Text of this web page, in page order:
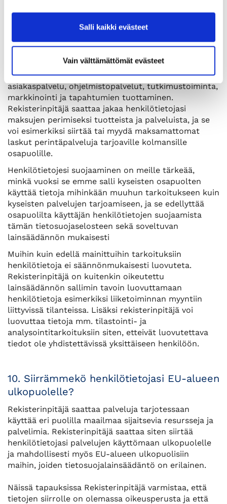
Salli kaikki evästeet
Vain välttämättömät evästeet
Rekisterinpitäjä voi siirtää tietoja asiallisen yhteyden
päättymisen jälkeen omaan
Rekisterinpitäjälle palveluita suorittaville kolmansille
osapuolille. Näitä palveluita voivat olla esimerkiksi
asiakaspalvelu, ohjelmistopalvelut, tutkimustoiminta,
markkinointi ja tapahtumien tuottaminen.
Rekisterinpitäjä saattaa jakaa henkilötietojasi
maksujen perimiseksi tuotteista ja palveluista, ja se
voi esimerkiksi siirtää tai myydä maksamattomat
laskut perintäpalveluja tarjoaville kolmansille
osapuolille.
Henkilötietojesi suojaaminen on meille tärkeää,
minkä vuoksi se emme salli kyseisten osapuolten
käyttää tietoja mihinkään muuhun tarkoitukseen kuin
kyseisten palvelujen tarjoamiseen, ja se edellyttää
osapuolilta käyttäjän henkilötietojen suojaamista
tämän tietosuojaselosteen sekä soveltuvan
lainsäädännön mukaisesti
Muihin kuin edellä mainittuihin tarkoituksiin
henkilötietoja ei säännönmukaisesti luovuteta.
Rekisterinpitäjä on kuitenkin oikeutettu
lainsäädännön sallimin tavoin luovuttamaan
henkilötietoja esimerkiksi liiketoiminnan myyntiin
liittyvissä tilanteissa. Lisäksi rekisterinpitäjä voi
luovuttaa tietoja mm. tilastointi- ja
analysointitarkoituksiin siten, etteivät luovutettava
tiedot ole yhdistettävissä yksittäiseen henkilöön.
10. Siirrämmekö henkilötietojasi EU-alueen
ulkopuolelle?
Rekisterinpitäjä saattaa palveluja tarjotessaan
käyttää eri puolilla maailmaa sijaitsevia resursseja ja
palvelimia. Rekisterinpitäjä saattaa siten siirtää
henkilötietojasi palvelujen käyttömaan ulkopuolelle
ja mahdollisesti myös EU-alueen ulkopuolisiin
maihin, joiden tietosuojalainsäädäntö on erilainen.
Näissä tapauksissa Rekisterinpitäjä varmistaa, että
tietojen siirrolle on olemassa oikeusperusta ja että